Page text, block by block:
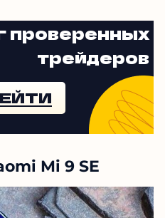
проверенных
трейдеров
Mi 9 SE